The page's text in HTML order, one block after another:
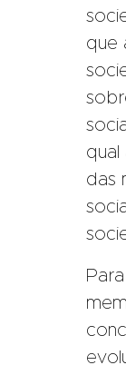
que
qual
das